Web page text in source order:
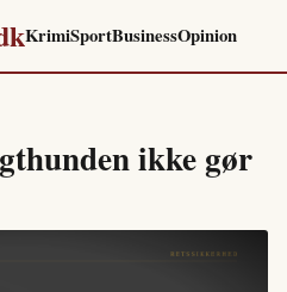
KrimiSportBusinessOpinion
ikke gør